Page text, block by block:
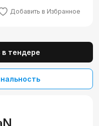
Добавить в Избранное
в тендере